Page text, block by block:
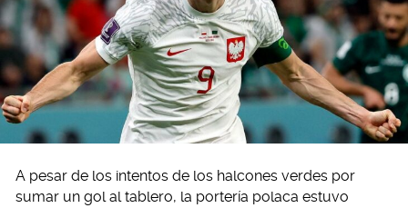
A pesar de los intentos de los halcones verdes por
sumar un gol al tablero, la portería polaca estuvo